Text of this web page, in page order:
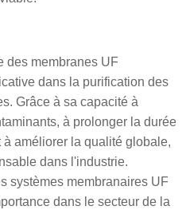
des membranes UF
dans la purification des
Grâce à sa capacité à
à prolonger la durée
améliorer la qualité globale,
dans l'industrie.
systèmes membranaires UF
dans le secteur de la